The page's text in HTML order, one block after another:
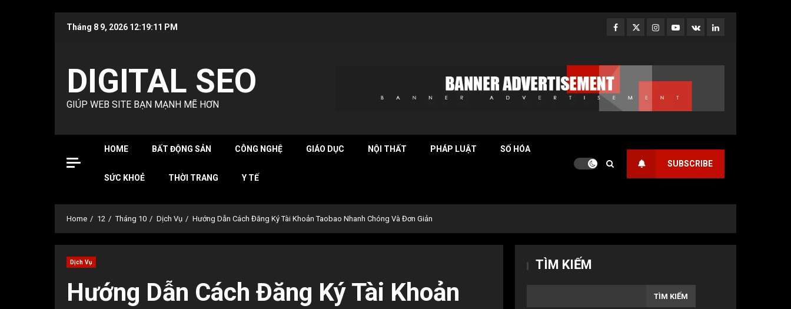
Tháng 8 9, 2026 12:19:12 PM Facebook
TwitterInstagram
Youtube
VK LinkedIn
DIGITAL SEO
GIÚP WEB SITE BẠN MẠNH MẼ HƠN
HOME BẤT ĐỘNG SẢN CÔNG NGHỆ GIÁO DỤC NỘI THẤT PHÁP LUẬT SỐ HÓA
SỨC KHOẺ THỜI TRANG Y TẾ
SUBSCRIBE
Home 12 Tháng 10 Dịch Vụ Hướng Dẫn Cách Đăng Ký Tài Khoản Taobao Nhanh Chóng Và Đơn Giản
Dịch Vụ
Hướng Dẫn Cách Đăng Ký Tài Khoản
TÌM KIẾM
TÌM KIẾM